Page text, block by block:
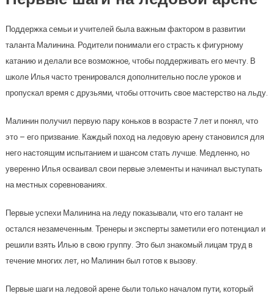
Поддержка семьи и учителей была важным фактором в развитии
таланта Малинина. Родители понимали его страсть к фигурному
катанию и делали все возможное, чтобы поддерживать его мечту. В
школе Илья часто тренировался дополнительно после уроков и
пропускал время с друзьями, чтобы отточить свое мастерство на льду.
Малинин получил первую пару коньков в возрасте 7 лет и понял, что
это – его призвание. Каждый поход на ледовую арену становился для
него настоящим испытанием и шансом стать лучше. Медленно, но
уверенно Илья осваивал свои первые элементы и начинал выступать
на местных соревнованиях.
Первые успехи Малинина на леду показывали, что его талант не
остался незамеченным. Тренеры и эксперты заметили его потенциал и
решили взять Илью в свою группу. Это был знакомый лицам труд в
течение многих лет, но Малинин был готов к вызову.
Первые шаги на ледовой арене были только началом пути, который